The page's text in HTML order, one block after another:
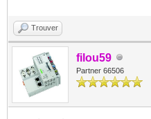
Trouver
filou59
Partner 66506